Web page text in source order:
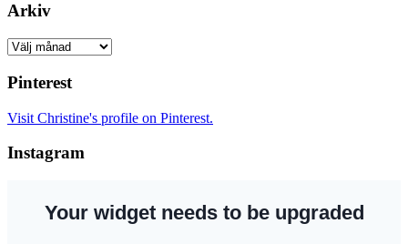
Arkiv
Arkiv
Pinterest
Visit Christine's profile on Pinterest.
Instagram